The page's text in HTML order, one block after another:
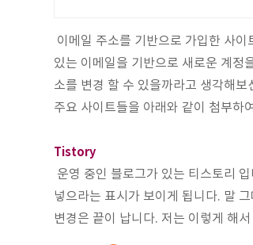
이메일 주소를 기반으로 가입한 사
있는 이메일을 기반으로 새로운 계정
소를 변경 할 수 있을까라고 생각해
주요 사이트들을 아래와 같이 첨부하
Tistory
운영 중인 블로그가 있는 티스토리
넣으라는 표시가 보이게 됩니다. 말
변경은 끝이 납니다. 저는 이렇게 해